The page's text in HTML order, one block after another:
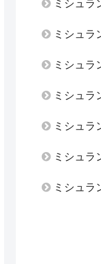
ミシュラ
ミシュラ
ミシュラ
ミシュラ
ミシュラ
ミシュラ
ミシュラ